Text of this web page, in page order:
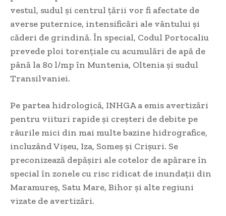
vestul, sudul și centrul țării vor fi afectate de
averse puternice, intensificări ale vântului și
căderi de grindină. În special, Codul Portocaliu
prevede ploi torențiale cu acumulări de apă de
până la 80 l/mp în Muntenia, Oltenia și sudul
Transilvaniei.
Pe partea hidrologică, INHGA a emis avertizări
pentru viituri rapide și creșteri de debite pe
râurile mici din mai multe bazine hidrografice,
incluzând Vișeu, Iza, Someș și Crișuri. Se
preconizează depășiri ale cotelor de apărare în
special în zonele cu risc ridicat de inundații din
Maramureș, Satu Mare, Bihor și alte regiuni
vizate de avertizări.